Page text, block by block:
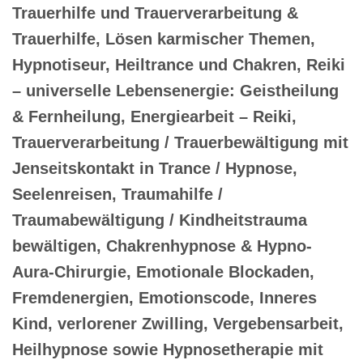
Trauerhilfe und Trauerverarbeitung &
Trauerhilfe, Lösen karmischer Themen,
Hypnotiseur, Heiltrance und Chakren, Reiki
– universelle Lebensenergie: Geistheilung
& Fernheilung, Energiearbeit – Reiki,
Trauerverarbeitung / Trauerbewältigung mit
Jenseitskontakt in Trance / Hypnose,
Seelenreisen, Traumahilfe /
Traumabewältigung / Kindheitstrauma
bewältigen, Chakrenhypnose & Hypno-
Aura-Chirurgie, Emotionale Blockaden,
Fremdenergien, Emotionscode, Inneres
Kind, verlorener Zwilling, Vergebensarbeit,
Heilhypnose sowie Hypnosetherapie mit